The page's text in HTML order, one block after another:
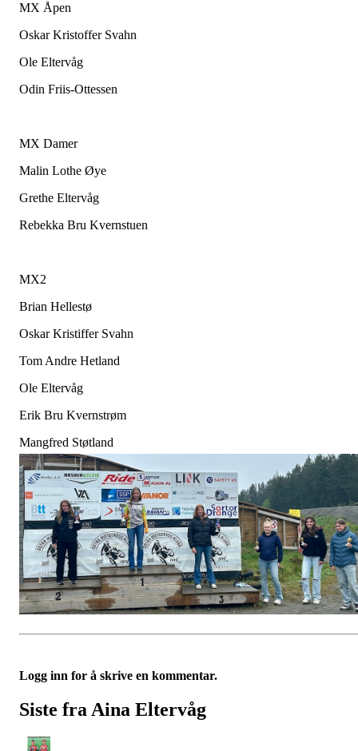
MX Åpen
Oskar Kristoffer Svahn
Ole Eltervåg
Odin Friis-Ottessen
MX Damer
Malin Lothe Øye
Grethe Eltervåg
Rebekka Bru Kvernstuen
MX2
Brian Hellestø
Oskar Kristiffer Svahn
Tom Andre Hetland
Ole Eltervåg
Erik Bru Kvernstrøm
Mangfred Støtland
Logg inn for å skrive en kommentar.
Siste fra Aina Eltervåg